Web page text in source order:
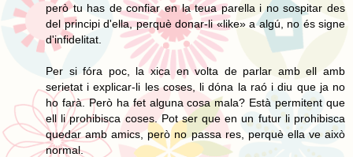
però tu has de confiar en la teua parella i no sospitar des
del principi d'ella, perquè donar-li «like» a algú, no és signe
d'infidelitat.
Per si fóra poc, la xica en volta de parlar amb ell amb
serietat i explicar-li les coses, li dóna la raó i diu que ja no
ho farà. Però ha fet alguna cosa mala? Està permitent que
ell li prohibisca coses. Pot ser que en un futur li prohibisca
quedar amb amics, però no passa res, perquè ella ve això
normal.